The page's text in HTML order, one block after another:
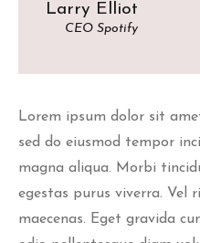
Larry Elliot
CEO Spotify
Lorem ipsum dolor sit
sed do eiusmod tempor
magna aliqua. Morbi
egestas purus viverra. Vel
maecenas. Eget gravida